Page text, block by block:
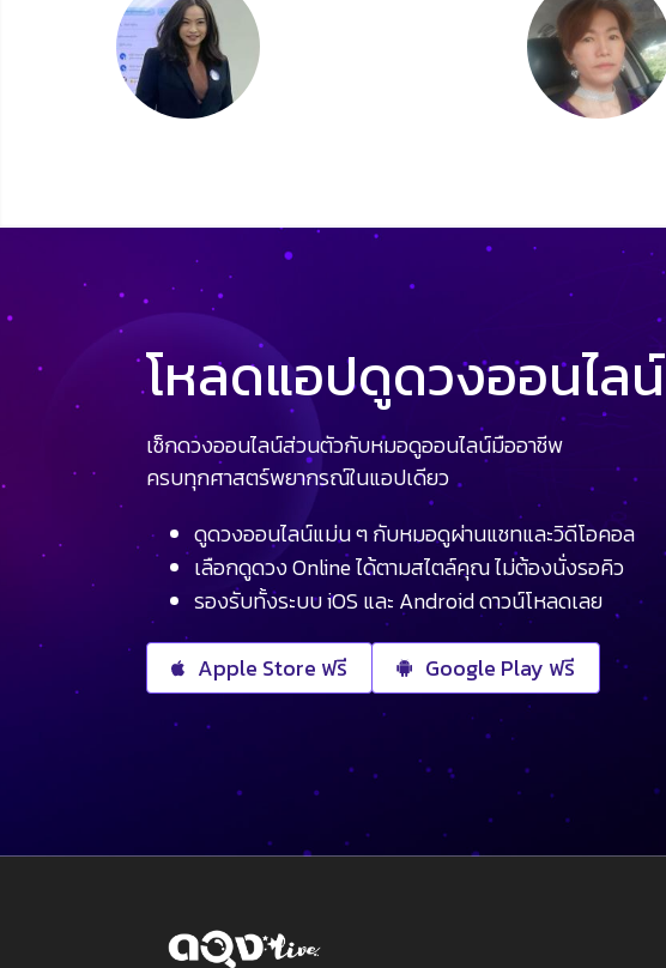
โหลดแอปดูดวงออนไล
เช็กดวงออนไลน์ส่วนตัวกับหมอดูออนไลน์มืออาชีพ
ครบทุกศาสตร์พยากรณ์ในแอปเดียว
ดูดวงออนไลน์แม่น ๆ กับหมอดูผ่านแชทและวิดีโอคอล
เลือกดูดวง Online ได้ตามสไตล์คุณ ไม่ต้องนั่งรอคิว
รองรับทั้งระบบ iOS และ Android ดาวน์โหลดเลย
Apple Store ฟรี Google Play ฟรี